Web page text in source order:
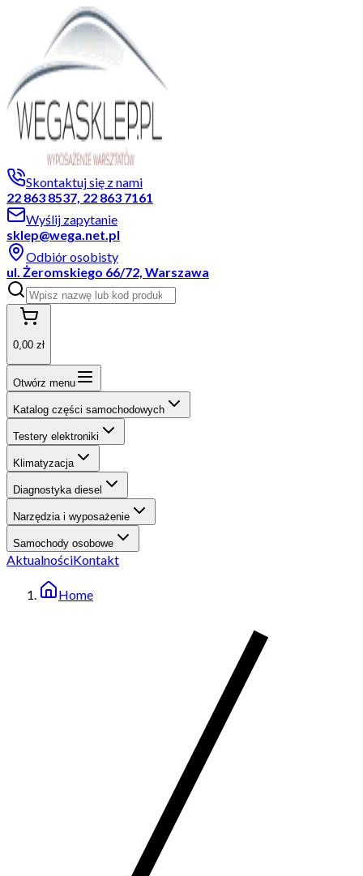
Skontaktuj się z nami
22 863 8537, 22 863 7161
Wyślij zapytanie
sklep@wega.net.pl
Odbiór osobisty
ul. Żeromskiego 66/72, Warszawa
0,00 zł
Otwórz menu
Katalog części samochodowych
Testery elektroniki
Klimatyzacja
Diagnostyka diesel
Narzędzia i wyposażenie
Samochody osobowe
AktualnościKontakt
Home